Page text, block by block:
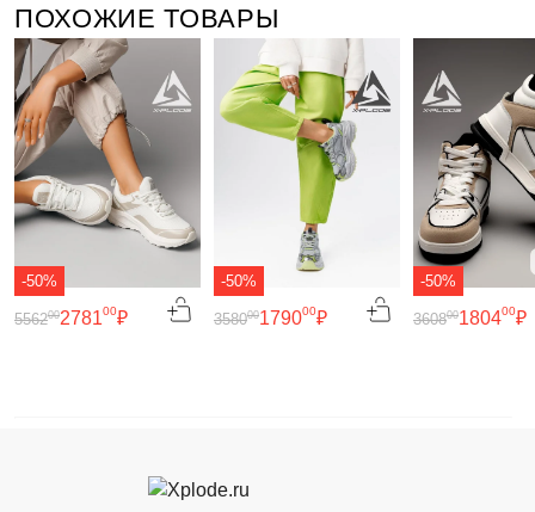
ПОХОЖИЕ ТОВАРЫ
-50%
278100₽
556200
-50%
179000₽
358000
-50%
180400₽
360800